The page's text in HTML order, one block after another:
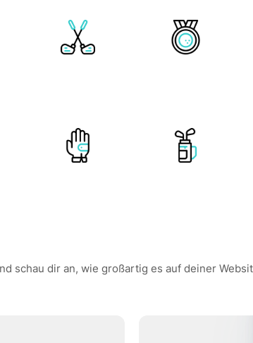
schau dir an, wie großartig es auf deiner